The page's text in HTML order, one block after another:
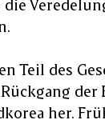
Teil des
der
her.